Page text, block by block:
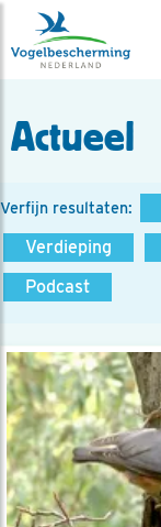
Actueel
Verfijn resultaten:
Verdieping
Podcast